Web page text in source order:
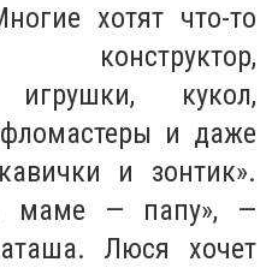
хотят что-то
конструктор,
игрушки, кукол,
и даже
и зонтик».
маме — папу», —
Люся хочет